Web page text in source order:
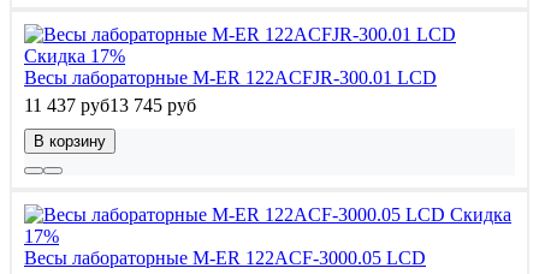
Скидка 17%
Весы лабораторные M-ER 122АCFJR-300.01 LСD
11 437 руб13 745 руб
В корзину
Скидка
17%
Весы лабораторные M-ER 122АCF-3000.05 LСD